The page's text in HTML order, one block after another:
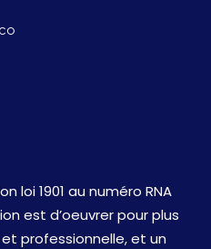
loi 1901 au numéro RNA
est d’oeuvrer pour plus
professionnelle, et un